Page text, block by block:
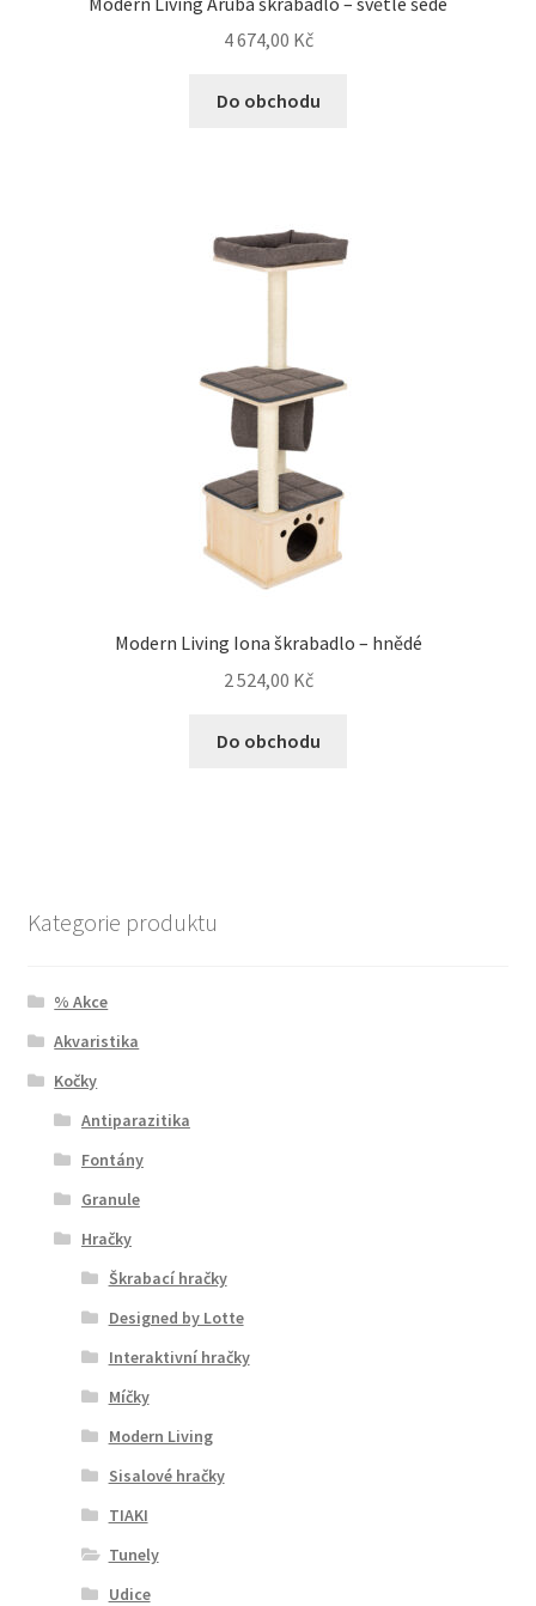
4 674,00 Kč
Do obchodu
Modern Living Iona škrabadlo – hnědé
2 524,00 Kč
Do obchodu
Kategorie produktu
% Akce
Akvaristika
Kočky
Antiparazitika
Fontány
Granule
Hračky
Škrabací hračky
Designed by Lotte
Interaktivní hračky
Míčky
Modern Living
Sisalové hračky
TIAKI
Tunely
Udice